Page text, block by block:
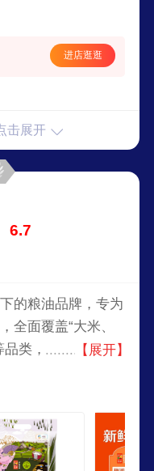
进店逛逛
击展开
6.7
的粮油品牌，专为
全面覆盖“大米、
品类，优选品种、
全面落实中粮全产
只为消费者提供更
【展开】